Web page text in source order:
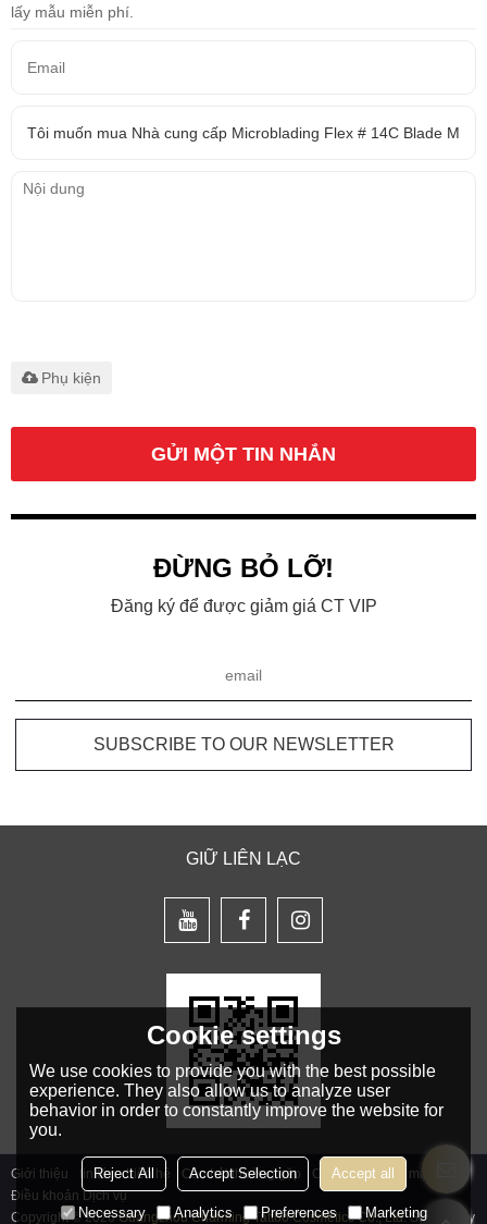
lấy mẫu miễn phí.
Phụ kiện
GỬI MỘT TIN NHẮN
ĐỪNG BỎ LỠ!
Đăng ký để được giảm giá CT VIP
GIỮ LIÊN LẠC
Giới thiệu tin tức Liên hệ Câu hỏi thường gặp
Chính sách bảo mật
Điều khoản Dịch vụ
Copyright © 2026Guangzhou Charming Tattoo Cosmetics Co., Ltd.Support By
Cookie settings
We use cookies to provide you with the best possible
experience. They also allow us to analyze user
behavior in order to constantly improve the website for
you.
Reject All Accept Selection Accept all
Necessary Analytics Preferences Marketing